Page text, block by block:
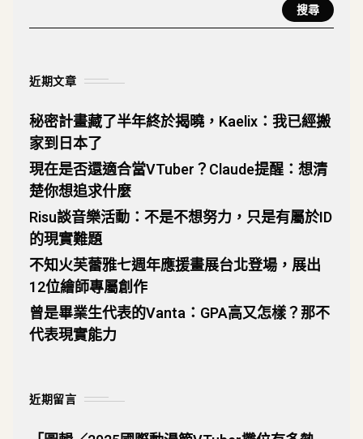
搜尋
近期文章
秘密計畫藏了半年終於揭曉，Kaelix：我已經搬
家到日本了
現在是否還適合當VTuber？Claude提醒：想清
楚你想追求什麼
Risu談音樂活動：不是不想努力，只是有屬於ID
的現實難題
不知火芙蕾雅七週年應援畫展台北登場，展出
12位繪師專屬創作
曾是畢業生代表的Vanta：GPA高又怎樣？那不
代表現實能力
近期留言